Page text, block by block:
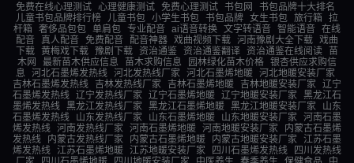
免费在线心理测试
心理健康测试 免费心理测试 书包网
书包品牌十大排名
儿童书包品牌排行榜
儿童书包 小学生书包 书包品牌 女生书包 旅行箱 拉
杆箱 奢侈品包包 单肩包 专业配音 ai语音转换 文字转语音 智能语音 在线
配音 真人配音 免费配音 配音神器 戏曲视频下载 河南豫剧大全下载 戏曲
下载 黄梅戏下载 豫剧下载 资治通鉴 资治通鉴翻译 资治通鉴在线阅读 苗
木网
最新苗木供应信息 苗木求购信息 园林绿化苗木价格 银杏供应求购信
息
河北石墨烯发热线 河北发热线厂家 河北石墨烯地暖
河北地暖安装厂家
吉林石墨烯发热线
吉林发热线厂家 吉林石墨烯地暖 吉林地暖安装厂家 辽宁
石墨烯发热线 辽宁发热线厂家 辽宁石墨烯地暖 辽宁地暖安装厂家 黑龙江石
墨烯发热线 黑龙江发热线厂家 黑龙江石墨烯地暖 黑龙江地暖安装厂家
山东
石墨烯发热线
山东发热线厂家 山东石墨烯地暖 山东地暖安装厂家 河南石墨
烯发热线 河南发热线厂家 河南石墨烯地暖 河南地暖安装厂家
内蒙古石墨烯
发热线
内蒙古发热线厂家 内蒙古石墨烯地暖 内蒙古地暖安装厂家
江苏石墨
烯发热线
江苏石墨烯地暖 江苏地暖安装厂家 四川石墨烯发热线
四川发热线